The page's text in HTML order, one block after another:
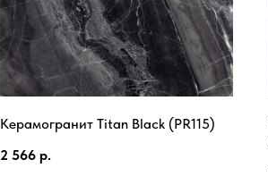
Керамогранит Titan Black (PR115)
2 566 р.